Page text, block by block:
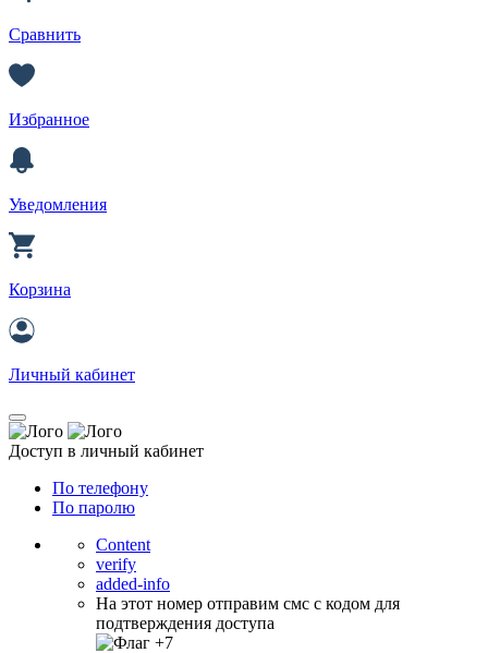
Сравнить
Избранное
Уведомления
Корзина
Личный кабинет
Доступ в личный кабинет
По телефону
По паролю
Content
verify
added-info
На этот номер отправим смс с кодом для
подтверждения доступа
+7